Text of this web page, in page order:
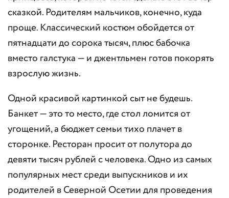
сказкой. Родителям мальчиков, конечно, куда
проще. Классический костюм обойдется от
пятнадцати до сорока тысяч, плюс бабочка
вместо галстука — и джентльмен готов покорять
взрослую жизнь.
Одной красивой картинкой сыт не будешь.
Банкет — это то место, где стол ломится от
угощений, а бюджет семьи тихо плачет в
сторонке. Ресторан просит от полутора до
девяти тысяч рублей с человека. Одно из самых
популярных мест среди выпускников и их
родителей в Северной Осетии для проведения